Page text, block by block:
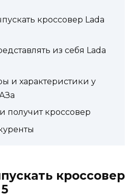
кроссовер Lada
из себя Lada
и характеристики у
получит кроссовер
кроссовер